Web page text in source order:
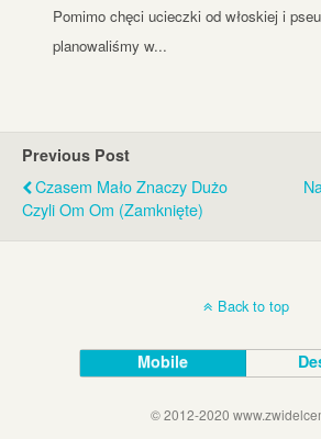
Pomimo chęci ucieczki od włoskiej i
planowaliśmy w...
Previous Post
Czasem Mało Znaczy Dużo
Czyli Om Om (zamknięte)
Back to top
Mobile
© 2012-2020